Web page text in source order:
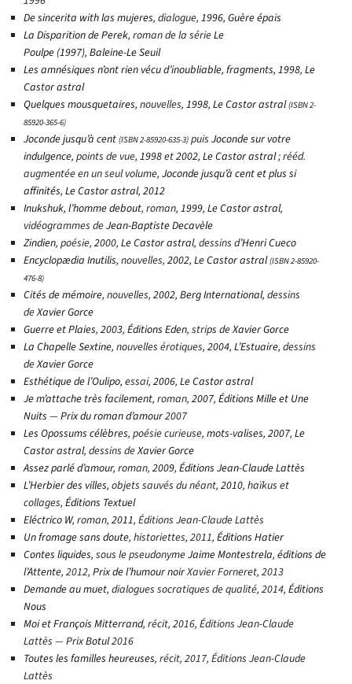
De sincerita with las mujeres, dialogue, 1996, Guère épais
La Disparition de Perek, roman de la sérieLe
Poulpe (1997), Baleine-Le Seuil
Les amnésiques n’ont rien vécu d’inoubliable, fragments, 1998, Le
Castor astral
Quelques mousquetaires, nouvelles, 1998, Le Castor astral (ISBN2-
85920-365-6)
Joconde jusqu’à cent (ISBN2-85920-635-3) puis Joconde sur votre
indulgence, points de vue, 1998et2002, Le Castor astral; rééd.
augmentée en un seul volume, Joconde jusqu’à cent et plus si
affinités, Le Castor astral, 2012
Inukshuk, l’homme debout, roman, 1999, Le Castor astral,
vidéogrammes deJean-Baptiste Decavèle
Zindien, poésie, 2000, Le Castor astral, dessins d’Henri Cueco
Encyclopædia Inutilis, nouvelles, 2002, Le Castor astral (ISBN2-85920-
476-8)
Cités de mémoire, nouvelles, 2002, Berg International, dessins
deXavier Gorce
Guerre et Plaies, 2003, Éditions Eden, strips deXavier Gorce
La Chapelle Sextine, nouvelles érotiques, 2004, L’Estuaire, dessins
deXavier Gorce
Esthétique de l’Oulipo, essai, 2006, Le Castor astral
Je m’attache très facilement, roman, 2007, Éditions Mille et Une
Nuits —Prix du roman d’amour2007
Les Opossums célèbres, poésie curieuse, mots-valises, 2007, Le
Castor astral, dessins deXavier Gorce
Assez parlé d’amour, roman, 2009, Éditions Jean-Claude Lattès
L’Herbier des villes, objets sauvés du néant, 2010, haïkus et
collages, Éditions Textuel
Eléctrico W, roman, 2011, Éditions Jean-Claude Lattès
Un fromage sans doute, historiettes, 2011, Éditions Hatier
Contes liquides, sous le pseudonymeJaime Montestrela, éditions de
l’Attente, 2012, Prix de l’humour noirXavier Forneret, 2013
Demande au muet, dialogues socratiques de qualité, 2014, Éditions
Nous
Moi et François Mitterrand, récit, 2016, Éditions Jean-Claude
Lattès — PrixBotul2016
Toutes les familles heureuses, récit, 2017, Éditions Jean-Claude
Lattès